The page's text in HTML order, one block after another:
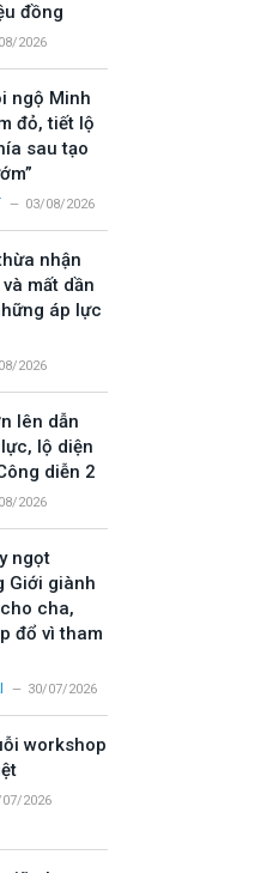
đồng
2026
ngộ Minh
đỏ, tiết lộ
sau tạo
03/08/2026
nhận
mất dần
áp lực
2026
lên dẫn
lộ diện
diễn 2
2026
ngọt
Giới giành
cha,
đổ vì tham
30/07/2026
workshop
2026